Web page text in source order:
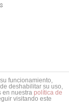
de PrivacidadI
funcionamiento,
deshabilitar su uso,
en nuestra política de
visitando este